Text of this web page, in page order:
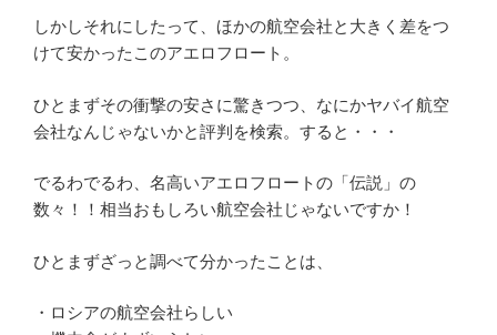
しかしそれにしたって、ほかの航空会社と大きく差をつ
けて安かったこのアエロフロート。
ひとまずその衝撃の安さに驚きつつ、なにかヤバイ航空
会社なんじゃないかと評判を検索。すると・・・
でるわでるわ、名高いアエロフロートの「伝説」の
数々！！相当おもしろい航空会社じゃないですか！
ひとまずざっと調べて分かったことは、
・ロシアの航空会社らしい